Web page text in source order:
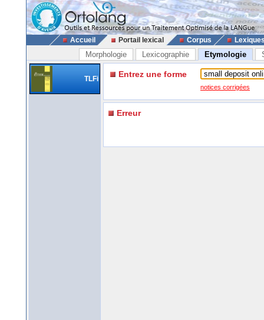
Accueil Portail lexical Corpus
Morphologie Lexicographie Etymologie
TLFi Entrez une forme
notices corrigées
Erreur